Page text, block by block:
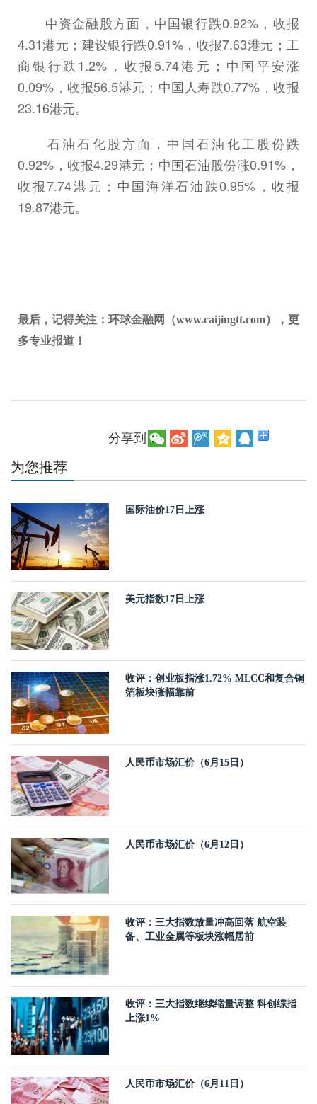
中资金融股方面，中国银行跌0.92%，收报
4.31港元；建设银行跌0.91%，收报7.63港元；工
商银行跌1.2%，收报5.74港元；中国平安涨
0.09%，收报56.5港元；中国人寿跌0.77%，收报
23.16港元。
石油石化股方面，中国石油化工股份跌
0.92%，收报4.29港元；中国石油股份涨0.91%，
收报7.74港元；中国海洋石油跌0.95%，收报
19.87港元。
最后，记得关注：环球金融网（www.caijingtt.com），更
多专业报道！
分享到：
为您推荐
国际油价17日上涨
美元指数17日上涨
收评：创业板指涨1.72% MLCC和复合铜
箔板块涨幅靠前
人民币市场汇价（6月15日）
人民币市场汇价（6月12日）
收评：三大指数放量冲高回落 航空装
备、工业金属等板块涨幅居前
收评：三大指数继续缩量调整 科创综指
上涨1%
人民币市场汇价（6月11日）